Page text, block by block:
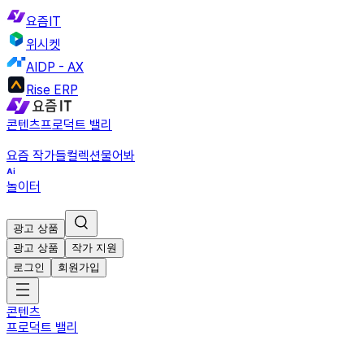
요즘IT
위시켓
AIDP - AX
Rise ERP
콘텐츠프로덕트 밸리
요즘 작가들컬렉션물어봐
놀이터
광고 상품
광고 상품
작가 지원
로그인
회원가입
콘텐츠
프로덕트 밸리